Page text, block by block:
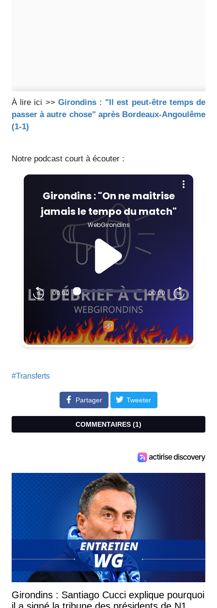
À lire ici >> Girondins : "Il est peut-être temps de
passer à autre chose" après Bordeaux-Angoulême
(1-1)
Notre podcast court à écouter :
#Transferts
Partager Tweeter
COMMENTAIRES (1)
Girondins : Santiago Cucci explique pourquoi